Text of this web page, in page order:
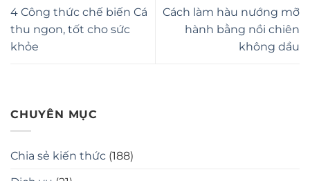
4 Công thức chế biến Cá
thu ngon, tốt cho sức
khỏe
Cách làm hàu nướng mỡ
hành bằng nồi chiên
không dầu
CHUYÊN MỤC
Chia sẻ kiến thức (188)